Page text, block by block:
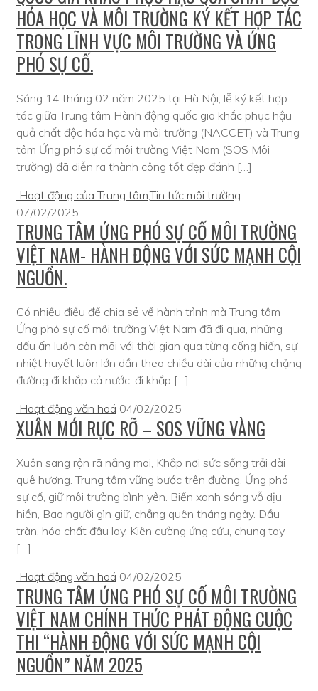
HÓA HỌC VÀ MÔI TRƯỜNG KÝ KẾT HỢP TÁC
TRONG LĨNH VỰC MÔI TRƯỜNG VÀ ỨNG
PHÓ SỰ CỐ.
Sáng 14 tháng 02 năm 2025 tại Hà Nội, lễ ký kết hợp
tác giữa Trung tâm Hành động quốc gia khắc phục hậu
quả chất độc hóa học và môi trường (NACCET) và Trung
tâm Ứng phó sự cố môi trường Việt Nam (SOS Môi
trường) đã diễn ra thành công tốt đẹp đánh […]
Hoạt động của Trung tâm,Tin tức môi trường
07/02/2025
TRUNG TÂM ỨNG PHÓ SỰ CỐ MÔI TRƯỜNG
VIỆT NAM- HÀNH ĐỘNG VỚI SỨC MẠNH CỘI
NGUỒN.
Có nhiều điều để chia sẻ về hành trình mà Trung tâm
Ứng phó sự cố môi trường Việt Nam đã đi qua, những
dấu ấn luôn còn mãi với thời gian qua từng cống hiến, sự
nhiệt huyết luôn lớn dần theo chiều dài của những chặng
đường đi khắp cả nước, đi khắp […]
Hoạt động văn hoá 04/02/2025
XUÂN MỚI RỰC RỠ – SOS VỮNG VÀNG
Xuân sang rộn rã nắng mai, Khắp nơi sức sống trải dài
quê hương. Trung tâm vững bước trên đường, Ứng phó
sự cố, giữ môi trường bình yên. Biển xanh sóng vỗ dịu
hiền, Bao người gìn giữ, chẳng quên tháng ngày. Dầu
tràn, hóa chất đâu lay, Kiên cường ứng cứu, chung tay
[…]
Hoạt động văn hoá 04/02/2025
TRUNG TÂM ỨNG PHÓ SỰ CỐ MÔI TRƯỜNG
VIỆT NAM CHÍNH THỨC PHÁT ĐỘNG CUỘC
THI “HÀNH ĐỘNG VỚI SỨC MẠNH CỘI
NGUỒN” NĂM 2025